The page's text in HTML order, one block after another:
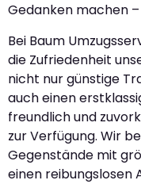
Gedanken machen
Bei Baum
die Zufriedenheit
nicht nur günstige
auch einen
freundlich und
zur Verfügung. Wir
Gegenstände mit
einen reibungslosen